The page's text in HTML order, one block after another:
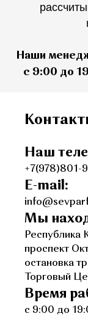
Наши
с 9:00 до
Наш
+7(978)801-
E-mail:
Мы
Республика
проспект
остановка
Торговый
Время
с 9:00 до